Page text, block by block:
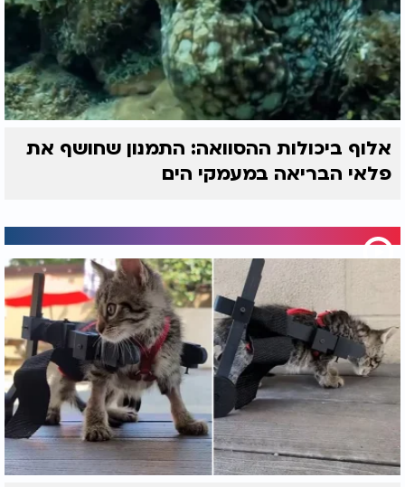
אלוף ביכולות ההסוואה: התמנון שחושף את
פלאי הבריאה במעמקי הים